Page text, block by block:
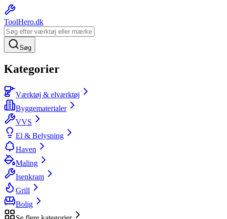
ToolHero.dk
Søg
Kategorier
Værktøj & elværktøj
Byggematerialer
VVS
El & Belysning
Haven
Maling
Isenkram
Grill
Bolig